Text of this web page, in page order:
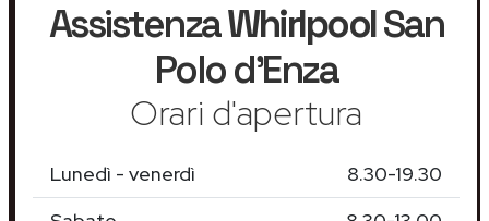
AssistenzaWhirlpoolSan
Polo d'Enza
Orari d'apertura
Lunedì - venerdì
8.30-19.30